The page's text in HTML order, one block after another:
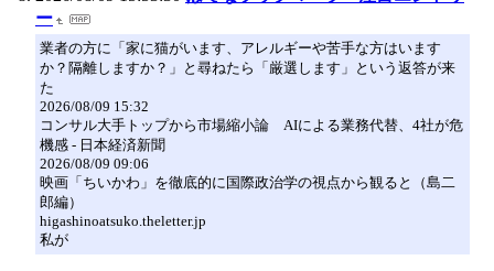
ー
業者の方に「家に猫がいます、アレルギーや苦手な方はいます
か？隔離しますか？」と尋ねたら「厳選します」という返答が来
た
2026/08/09 15:32
コンサル大手トップから市場縮小論 AIによる業務代替、4社が危
機感 - 日本経済新聞
2026/08/09 09:06
映画「ちいかわ」を徹底的に国際政治学の視点から観ると（島二
郎編）
higashinoatsuko.theletter.jp
私が